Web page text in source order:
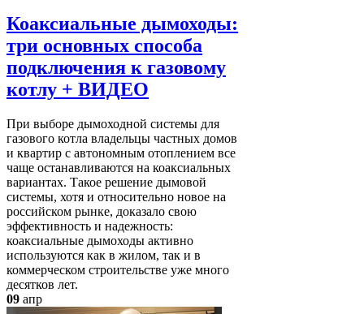
Коаксиальные дымоходы:
три основных способа
подключения к газовому
котлу + ВИДЕО
При выборе дымоходной системы для
газового котла владельцы частных домов
и квартир с автономным отоплением все
чаще останавливаются на коаксиальных
вариантах. Такое решение дымовой
системы, хотя и относительно новое на
российском рынке, доказало свою
эффективность и надежность:
коаксиальные дымоходы активно
используются как в жилом, так и в
коммерческом строительстве уже много
десятков лет.
09 апр